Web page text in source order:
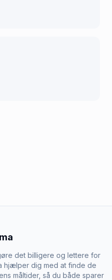
det billigere og lettere for
hjælper dig med at finde de
måltider, så du både sparer